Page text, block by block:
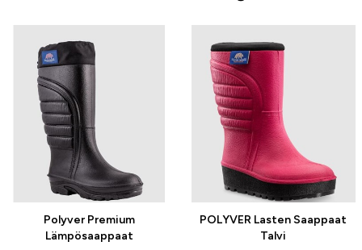
Polyver Premium
Lämpösaappaat
POLYVER Lasten Saappaat
Talvi